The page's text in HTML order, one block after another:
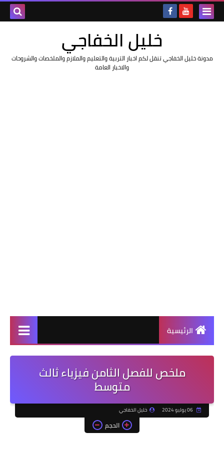
خليل الخفاجي
مدونة خليل الخفاجي تنقل لكم اخبار التربية والتعليم والملازم والملخصات والشروحات
والاخبار العامة
الرئيسية
ملخص للفصل الثامن فيزياء ثالث
متوسط
خليل الخفاجي
الحجم